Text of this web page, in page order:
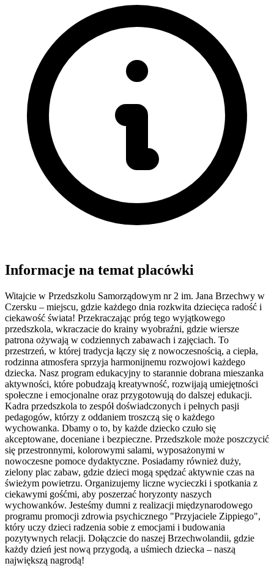
Informacje na temat placówki
Witajcie w Przedszkolu Samorządowym nr 2 im. Jana Brzechwy w
Czersku – miejscu, gdzie każdego dnia rozkwita dziecięca radość i
ciekawość świata! Przekraczając próg tego wyjątkowego
przedszkola, wkraczacie do krainy wyobraźni, gdzie wiersze
patrona ożywają w codziennych zabawach i zajęciach. To
przestrzeń, w której tradycja łączy się z nowoczesnością, a ciepła,
rodzinna atmosfera sprzyja harmonijnemu rozwojowi każdego
dziecka. Nasz program edukacyjny to starannie dobrana mieszanka
aktywności, które pobudzają kreatywność, rozwijają umiejętności
społeczne i emocjonalne oraz przygotowują do dalszej edukacji.
Kadra przedszkola to zespół doświadczonych i pełnych pasji
pedagogów, którzy z oddaniem troszczą się o każdego
wychowanka. Dbamy o to, by każde dziecko czuło się
akceptowane, doceniane i bezpieczne. Przedszkole może poszczycić
się przestronnymi, kolorowymi salami, wyposażonymi w
nowoczesne pomoce dydaktyczne. Posiadamy również duży,
zielony plac zabaw, gdzie dzieci mogą spędzać aktywnie czas na
świeżym powietrzu. Organizujemy liczne wycieczki i spotkania z
ciekawymi gośćmi, aby poszerzać horyzonty naszych
wychowanków. Jesteśmy dumni z realizacji międzynarodowego
programu promocji zdrowia psychicznego "Przyjaciele Zippiego",
który uczy dzieci radzenia sobie z emocjami i budowania
pozytywnych relacji. Dołączcie do naszej Brzechwolandii, gdzie
każdy dzień jest nową przygodą, a uśmiech dziecka – naszą
największą nagrodą!